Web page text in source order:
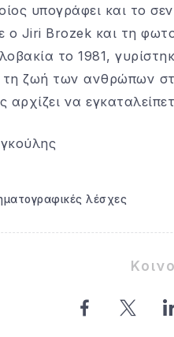
υπογράφει και το
ο Jiri Brozek και τη
το 1981,
τη ζωή των ανθρώπων
αρχίζει να
λέσχες